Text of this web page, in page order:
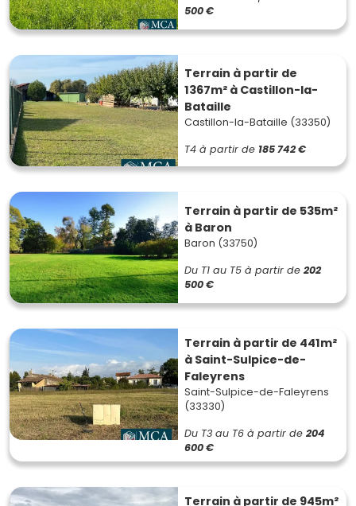
500 €
Terrain à partir de
1367m² à Castillon-la-
Bataille
Castillon-la-Bataille (33350)
T4 à partir de 185 742 €
Terrain à partir de 535m²
à Baron
Baron (33750)
Du T1 au T5 à partir de 202
500 €
Terrain à partir de 441m²
à Saint-Sulpice-de-
Faleyrens
Saint-Sulpice-de-Faleyrens
(33330)
Du T3 au T6 à partir de 204
600 €
Terrain à partir de 945m²